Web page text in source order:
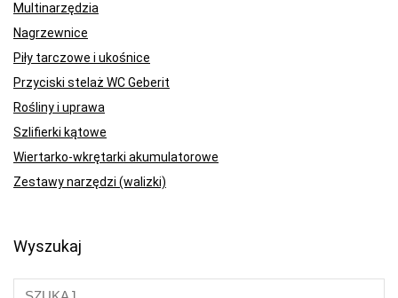
Multinarzędzia
Nagrzewnice
Piły tarczowe i ukośnice
Przyciski stelaż WC Geberit
Rośliny i uprawa
Szlifierki kątowe
Wiertarko-wkrętarki akumulatorowe
Zestawy narzędzi (walizki)
Wyszukaj